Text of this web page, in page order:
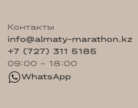
Контакты
info@almaty-marathon.kz
+7 (727) 311 5185
09:00 - 18:00
WhatsApp